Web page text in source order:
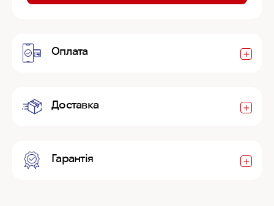
Оплата
Доставка
Гарантія